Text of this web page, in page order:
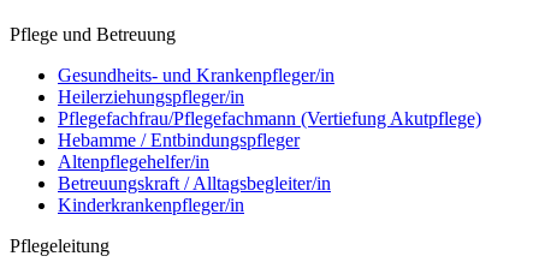
Pflege und Betreuung
Gesundheits- und Krankenpfleger/in
Heilerziehungspfleger/in
Pflegefachfrau/Pflegefachmann (Vertiefung Akutpflege)
Hebamme / Entbindungspfleger
Altenpflegehelfer/in
Betreuungskraft / Alltagsbegleiter/in
Kinderkrankenpfleger/in
Pflegeleitung